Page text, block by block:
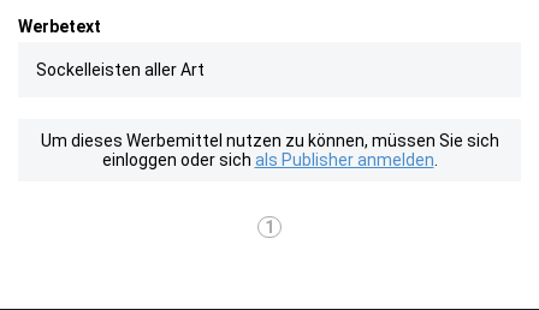
Werbetext
Sockelleisten aller Art
Um dieses Werbemittel nutzen zu können, müssen Sie sich
einloggen oder sich als Publisher anmelden
1